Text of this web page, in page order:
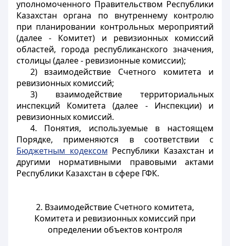
уполномоченного Правительством Республики
Казахстан органа по внутреннему контролю
при планировании контрольных мероприятий
(далее - Комитет) и ревизионных комиссий
областей, города республиканского значения,
столицы (далее - ревизионные комиссии);
2) взаимодействие Счетного комитета и
ревизионных комиссий;
3) взаимодействие территориальных
инспекций Комитета (далее - Инспекции) и
ревизионных комиссий.
4. Понятия, используемые в настоящем
Порядке, применяются в соответствии с
Бюджетным кодексом Республики Казахстан и
другими нормативными правовыми актами
Республики Казахстан в сфере ГФК.
2. Взаимодействие Счетного комитета,
Комитета и ревизионных комиссий при
определении объектов контроля